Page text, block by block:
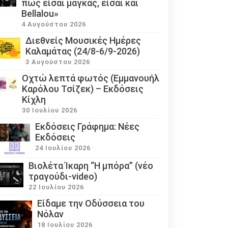
πως είσαι μάγκας, είσαι και
Bellalou»
4 Αυγούστου 2026
Διεθνείς Μουσικές Ημέρες
Καλαμάτας (24/8-6/9-2026)
3 Αυγούστου 2026
Οχτώ λεπτά φωτός (Εμμανουήλ
Καρόλου Τσίζεκ) – Εκδόσεις
Κίχλη
30 Ιουλίου 2026
Εκδόσεις Γράφημα: Νέες
Εκδόσεις
24 Ιουλίου 2026
Βιολέτα Ίκαρη “Η μπόρα” (νέο
τραγούδι-video)
22 Ιουλίου 2026
Eίδαμε την Οδύσσεια του
Νόλαν
18 Ιουλίου 2026